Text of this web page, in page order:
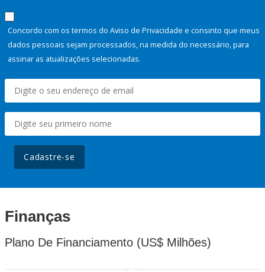
Concordo com os termos do Aviso de Privacidade e consinto que meus
dados pessoais sejam processados, na medida do necessário, para
assinar as atualizações selecionadas.
Cadastre-se
Finanças
Plano De Financiamento (US$ Milhões)